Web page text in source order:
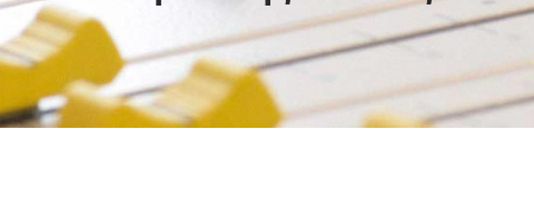
Διαγωνισμοί/Live
Links